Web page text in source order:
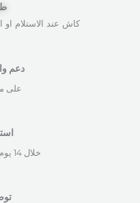
كاش عند الاستلام او
دعم
على مدار
خلال 14 يوم من تاريخ الفاتورة